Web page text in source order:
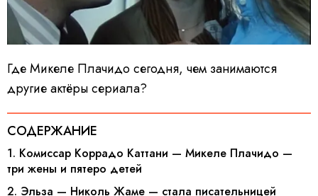
Где Микеле Плачидо сегодня, чем занимаются
другие актёры сериала?
СОДЕРЖАНИЕ
1. Комиссар Коррадо Каттани — Микеле Плачидо —
три жены и пятеро детей
2. Эльза — Николь Жаме — стала писательницей